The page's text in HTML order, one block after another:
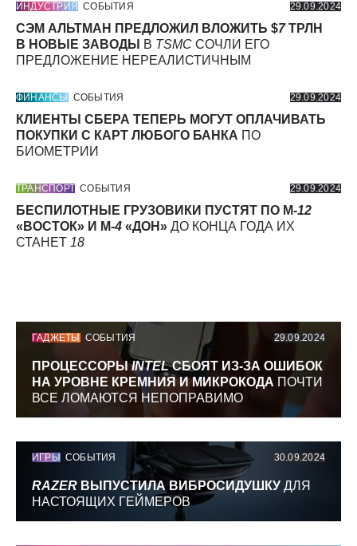
ИНДУСТРИЯ СОБЫТИЯ 29.09.2024
СЭМ АЛЬТМАН ПРЕДЛОЖИЛ ВЛОЖИТЬ $7ТРЛН
В НОВЫЕ ЗАВОДЫ
В TSMC СОЧЛИ ЕГО
ПРЕДЛОЖЕНИЕ НЕРЕАЛИСТИЧНЫМ
ФИНАНСЫ СОБЫТИЯ 29.09.2024
КЛИЕНТЫ СБЕРА ТЕПЕРЬ МОГУТ ОПЛАЧИВАТЬ
ПОКУПКИ С КАРТ ЛЮБОГО БАНКА ПО
БИОМЕТРИИ
ТРАНСПОРТ СОБЫТИЯ 29.09.2024
БЕСПИЛОТНЫЕ ГРУЗОВИКИ ПУСТЯТ ПО М-12
«ВОСТОК» И М-4 «ДОН» ДО КОНЦА ГОДА ИХ
СТАНЕТ 18
ГАДЖЕТЫ СОБЫТИЯ 29.09.2024
ПРОЦЕССОРЫINTELСБОЯТ ИЗ-ЗА ОШИБОК
НА УРОВНЕ КРЕМНИЯ И МИКРОКОДА ПОЧТИ
ВСЕ ЛОМАЮТСЯ НЕПОПРАВИМО
ИГРЫ СОБЫТИЯ 30.09.2024
RAZER ВЫПУСТИЛА ВИБРОСИДУШКУ ДЛЯ
НАСТОЯЩИХ ГЕЙМЕРОВ